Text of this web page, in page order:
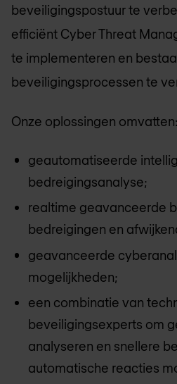
beveiligingspostuur te
efficiënt Cyber Threat
te implementeren en
beveiligingsprocessen te
Onze oplossingen omvatten:
geautomatiseerde
bedreigingsanalyse;
realtime geavanceerde
bedreigingen en
geavanceerde
mogelijkheden;
een combinatie van
beveiligingsexperts om
analyseren en snellere
automatische reacties